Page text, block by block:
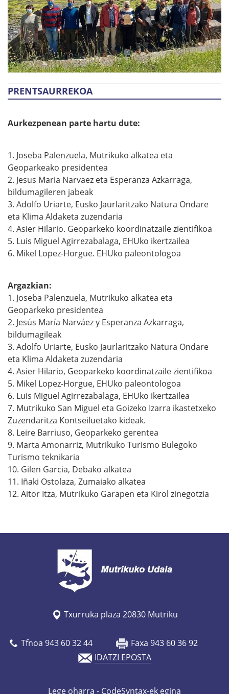
PRENTSAURREKOA
Aurkezpenean parte hartu dute:
1. Joseba Palenzuela, Mutrikuko alkatea eta
Geoparkeako presidentea
2. Jesus Maria Narvaez eta Esperanza Azkarraga,
bildumagileren jabeak
3. Adolfo Uriarte, Eusko Jaurlaritzako Natura Ondare
eta Klima Aldaketa zuzendaria
4. Asier Hilario. Geoparkeko koordinatzaile zientifikoa
5. Luis Miguel Agirrezabalaga, EHUko ikertzailea
6. Mikel Lopez-Horgue. EHUko paleontologoa
Argazkian:
1. Joseba Palenzuela, Mutrikuko alkatea eta
Geoparkeko presidentea
2. Jesús María Narváez y Esperanza Azkarraga,
bildumagileak
3. Adolfo Uriarte, Eusko Jaurlaritzako Natura Ondare
eta Klima Aldaketa zuzendaria
4. Asier Hilario, Geoparkeko koordinatzaile zientifikoa
5. Mikel Lopez-Horgue, EHUko paleontologoa
6. Luis Miguel Agirrezabalaga, EHUko ikertzailea
7. Mutrikuko San Miguel eta Goizeko Izarra ikastetxeko
Zuzendaritza Kontseiluetako kideak.
8. Leire Barriuso, Geoparkeko gerentea
9. Marta Amonarriz, Mutrikuko Turismo Bulegoko
Turismo teknikaria
10. Gilen Garcia, Debako alkatea
11. Iñaki Ostolaza, Zumaiako alkatea
12. Aitor Itza, Mutrikuko Garapen eta Kirol zinegotzia
Txurruka plaza 20830 Mutriku
Tfnoa 943 60 32 44
Faxa 943 60 36 92
IDATZI EPOSTA
Lege oharra - CodeSyntax-ek egina